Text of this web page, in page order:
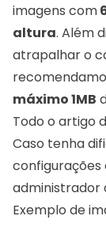
imagens com
altura. Além
atrapalhar o
máximo 1MB
Todo o artigo
Caso tenha
administrador
Exemplo de